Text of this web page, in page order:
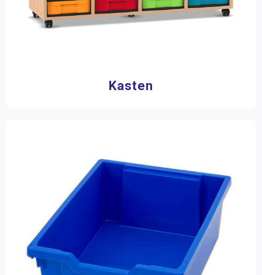
Kasten